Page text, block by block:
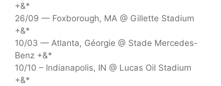
+&*
26/09 — Foxborough, MA @ Gillette Stadium
+&*
10/03 — Atlanta, Géorgie @ Stade Mercedes-
Benz +&*
10/10 – Indianapolis, IN @ Lucas Oil Stadium
+&*